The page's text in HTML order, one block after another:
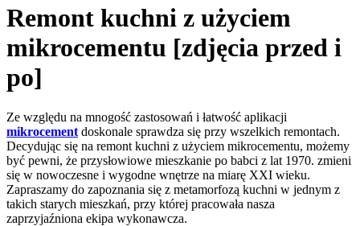
Remont kuchni z użyciem
mikrocementu [zdjęcia przed i
po]
Ze względu na mnogość zastosowań i łatwość aplikacji
mikrocement doskonale sprawdza się przy wszelkich remontach.
Decydując się na remont kuchni z użyciem mikrocementu, możemy
być pewni, że przysłowiowe mieszkanie po babci z lat 1970. zmieni
się w nowoczesne i wygodne wnętrze na miarę XXI wieku.
Zapraszamy do zapoznania się z metamorfozą kuchni w jednym z
takich starych mieszkań, przy której pracowała nasza
zaprzyjaźniona ekipa wykonawcza.